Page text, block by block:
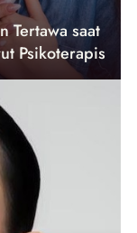
Tertawa saat
Psikoterapis